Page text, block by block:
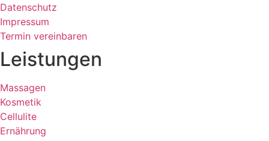
Datenschutz
Impressum
Termin vereinbaren
Leistungen
Massagen
Kosmetik
Cellulite
Ernährung